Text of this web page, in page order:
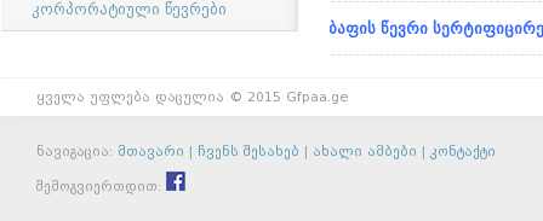
კორპორატიული წევრები
ბაფის წევრი
ყველა უფლება დაცულია © 2015 Gfpaa.ge
ნავიგაცია: მთავარი | ჩვენს შესახებ | ახალი ამბები | კონტაქტი
შემოგვიერთდით: